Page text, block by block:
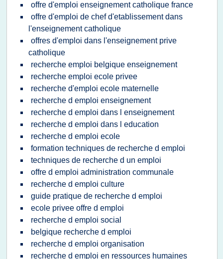
offre d'emploi enseignement catholique france
offre d'emploi de chef d'etablissement dans
l'enseignement catholique
offres d'emploi dans l'enseignement prive
catholique
recherche emploi belgique enseignement
recherche emploi ecole privee
recherche d'emploi ecole maternelle
recherche d emploi enseignement
recherche d emploi dans l enseignement
recherche d emploi dans l education
recherche d emploi ecole
formation techniques de recherche d emploi
techniques de recherche d un emploi
offre d emploi administration communale
recherche d emploi culture
guide pratique de recherche d emploi
ecole privee offre d emploi
recherche d emploi social
belgique recherche d emploi
recherche d emploi organisation
recherche d emploi en ressources humaines